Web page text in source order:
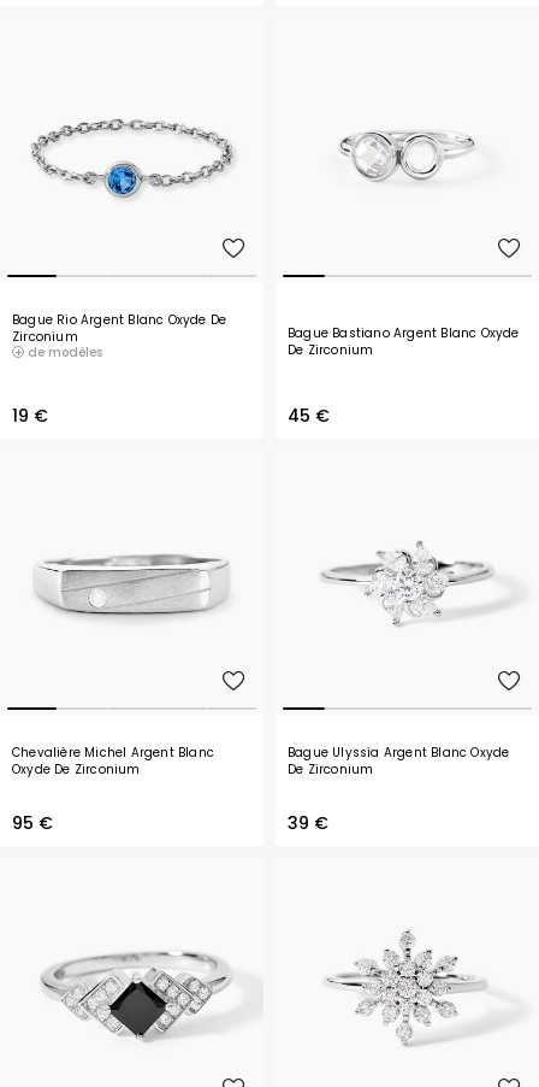
Bague Rio Argent Blanc Oxyde De
Zirconium
de modèles
19 €
Bague Bastiano Argent Blanc Oxyde
De Zirconium
45 €
Chevalière Michel Argent Blanc
Oxyde De Zirconium
95 €
Bague Ulyssia Argent Blanc Oxyde
De Zirconium
39 €